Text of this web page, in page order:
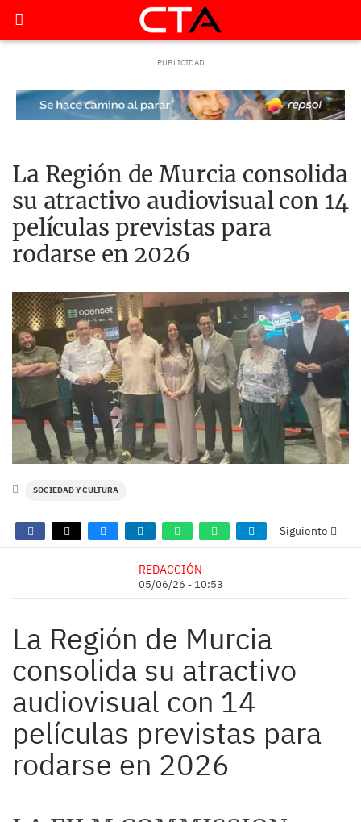
La Región de Murcia consolida
su atractivo audiovisual con 14
películas previstas para
rodarse en 2026
SOCIEDAD Y CULTURA
Siguiente
REDACCIÓN
05/06/26 - 10:53
La Región de Murcia
consolida su atractivo
audiovisual con 14
películas previstas para
rodarse en 2026